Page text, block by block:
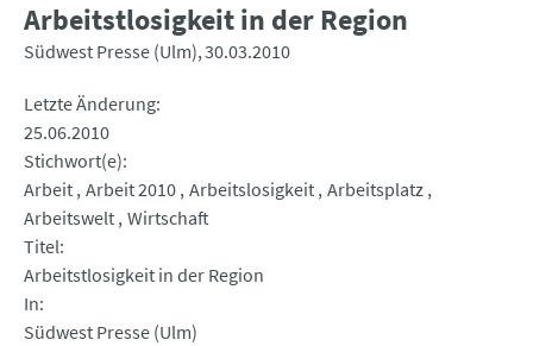
Arbeitstlosigkeit in der Region
Südwest Presse (Ulm) 30.03.2010
Letzte Änderung
25.06.2010
Stichwort(e)
Arbeit Arbeit 2010 Arbeitslosigkeit Arbeitsplatz
Arbeitswelt Wirtschaft
Titel
Arbeitstlosigkeit in der Region
In
Südwest Presse (Ulm)